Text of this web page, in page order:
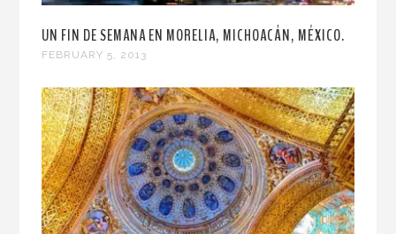
UN FIN DE SEMANA EN MORELIA, MICHOACÁN, MÉXICO.
FEBRUARY 5, 2013